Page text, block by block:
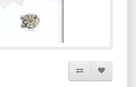
افزودن به لیست دلخواه
مقایسه این محصول